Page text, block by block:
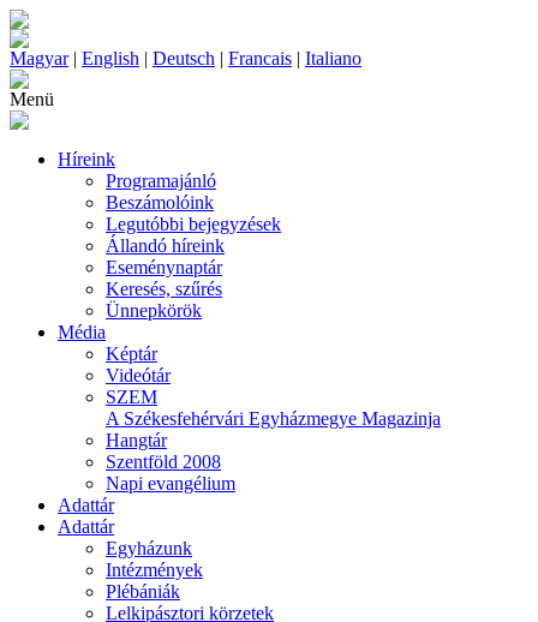
Magyar| English | Deutsch | Francais | Italiano
Menü
Híreink
Programajánló
Beszámolóink
Legutóbbi bejegyzések
Állandó híreink
Eseménynaptár
Keresés, szűrés
Ünnepkörök
Média
Képtár
Videótár
SZEM
A Székesfehérvári Egyházmegye Magazinja
Hangtár
Szentföld 2008
Napi evangélium
Adattár
Adattár
Egyházunk
Intézmények
Plébániák
Lelkipásztori körzetek